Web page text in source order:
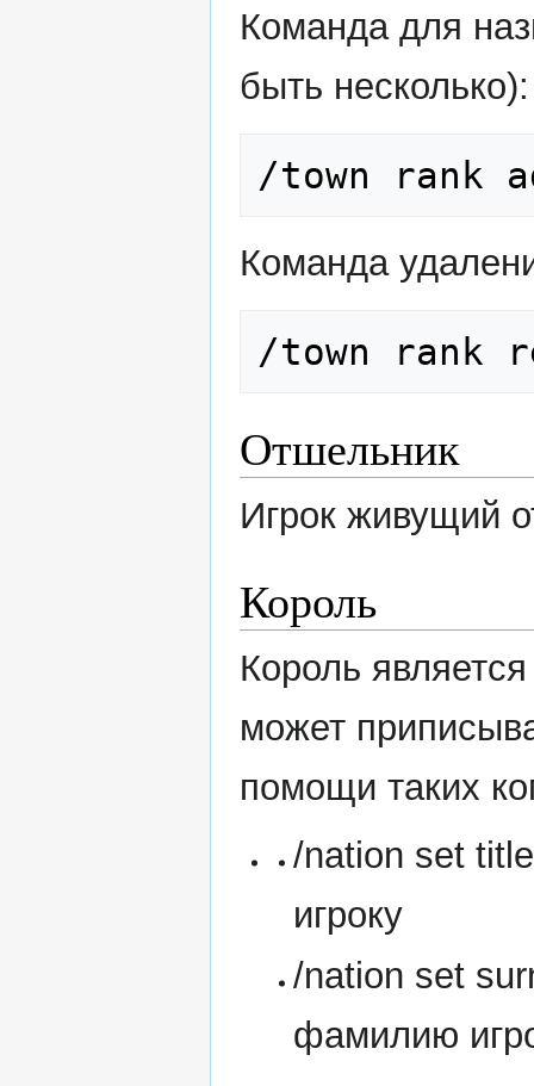
Команда для
быть несколько):
/town rank
Команда
/town rank
Отшельник
Игрок живущий
Король
Король
может
помощи таких
/nation set
игроку
/nation set
фамилию